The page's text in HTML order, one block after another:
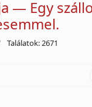
— Egy
Találatok: 2671